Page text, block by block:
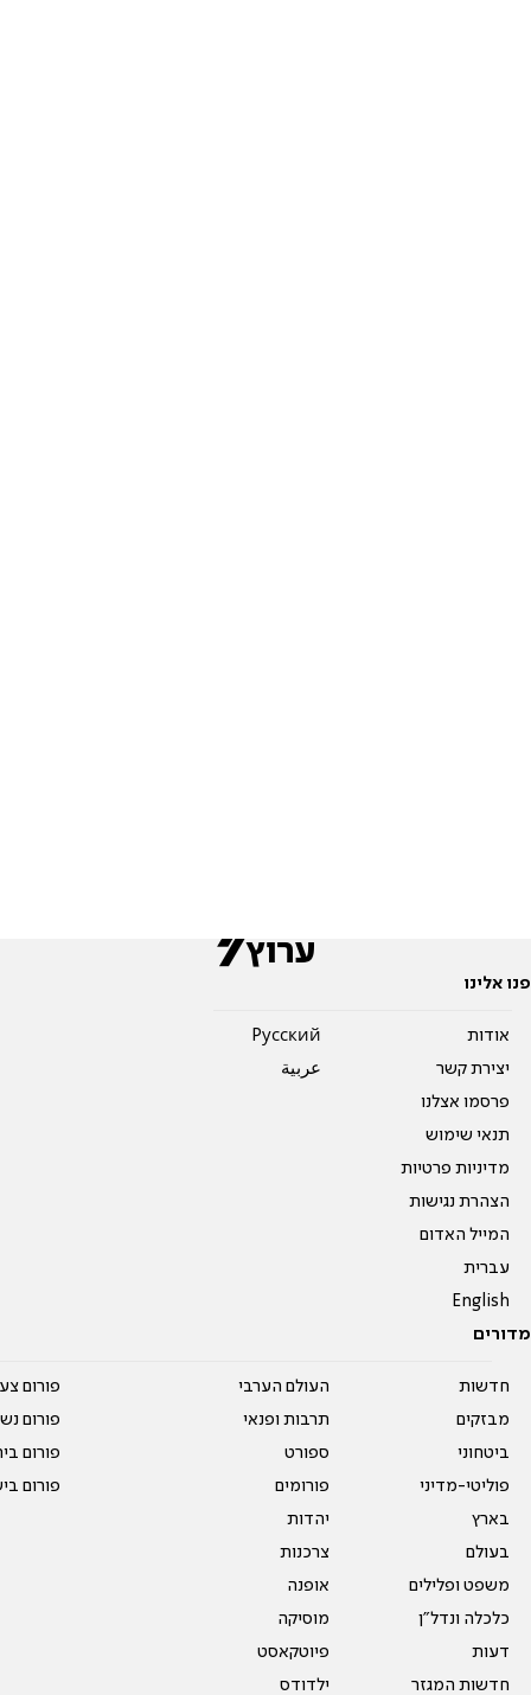
פנו אלינו
אודות
יצירת קשר
פרסמו אצלנו
תנאי שימוש
מדיניות פרטיות
הצהרת נגישות
המייל האדום
עברית
English
Pусский
عربية
מדורים
חדשות
מבזקים
ביטחוני
פוליטי-מדיני
בארץ
בעולם
משפט ופלילים
כלכלה ונדל"ן
דעות
חדשות המגזר
העולם הערבי
תרבות ופנאי
ספורט
פורומים
יהדות
צרכנות
אופנה
מוסיקה
פיוטקאסט
ילדודס
פורום
פורום
פורום
פורום